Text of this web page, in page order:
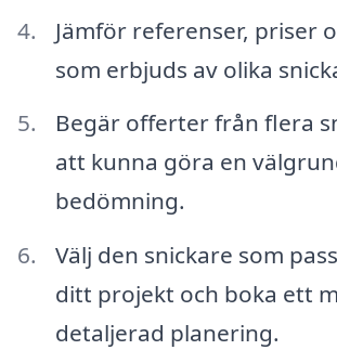
Jämför referenser, priser
som erbjuds av olika
Begär offerter från flera
att kunna göra en
bedömning.
Välj den snickare som
ditt projekt och boka ett
detaljerad planering.